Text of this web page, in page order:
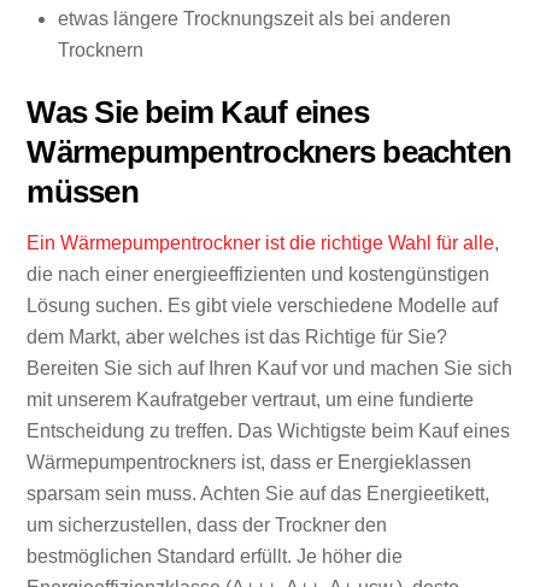
etwas längere Trocknungszeit als bei anderen
Trocknern
Was Sie beim Kauf eines
Wärmepumpentrockners beachten
müssen
Ein Wärmepumpentrockner ist die richtige Wahl für alle,
die nach einer energieeffizienten und kostengünstigen
Lösung suchen. Es gibt viele verschiedene Modelle auf
dem Markt, aber welches ist das Richtige für Sie?
Bereiten Sie sich auf Ihren Kauf vor und machen Sie sich
mit unserem Kaufratgeber vertraut, um eine fundierte
Entscheidung zu treffen. Das Wichtigste beim Kauf eines
Wärmepumpentrockners ist, dass er Energieklassen
sparsam sein muss. Achten Sie auf das Energieetikett,
um sicherzustellen, dass der Trockner den
bestmöglichen Standard erfüllt. Je höher die